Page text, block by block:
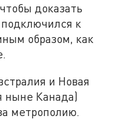
доказать
к
образом, как
и Новая
ныне Канада)
метрополию.